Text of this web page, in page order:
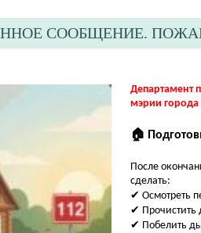
СООБЩЕНИЕ.
Департамент
мэрии
🏠
После
сделать:
✔ Осмотреть
✔ Прочистить
✔ Побелить